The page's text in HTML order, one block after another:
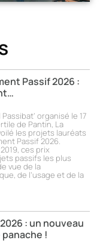
Passif 2026 :
organisé le 17
de Pantin, La
les projets lauréats
Passif 2026.
ces prix
passifs les plus
vue de la
de l’usage et de la
: un nouveau
!